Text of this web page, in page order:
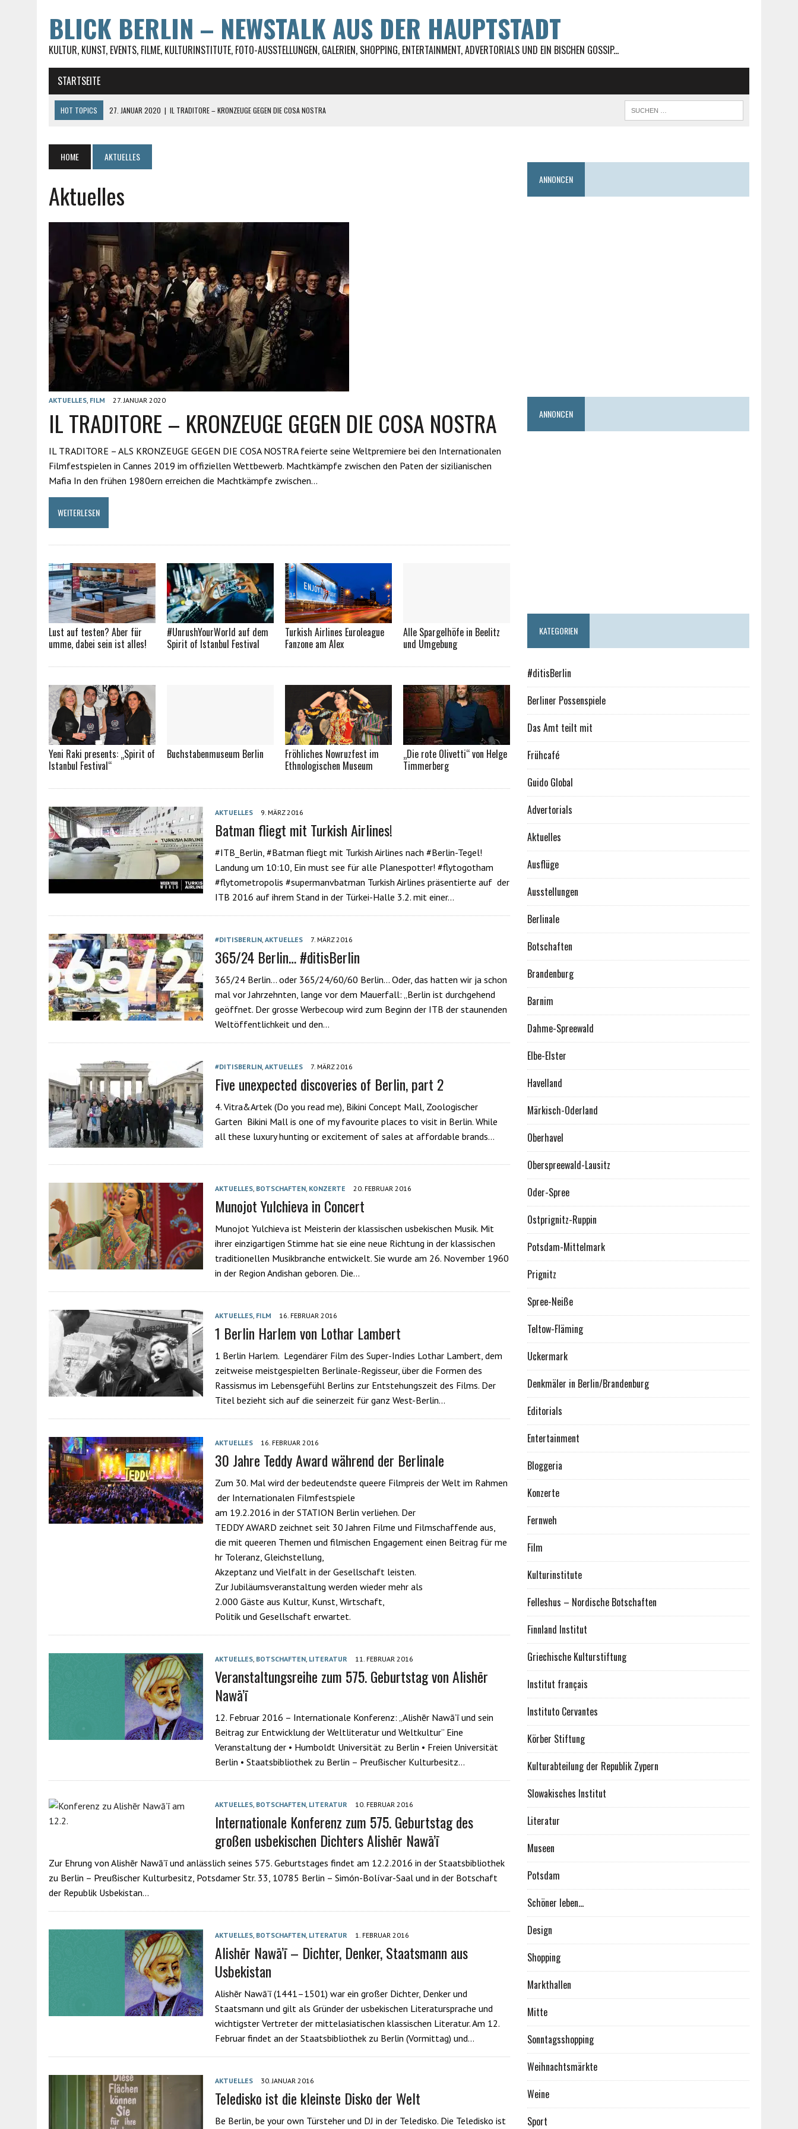
BLICK BERLIN – NEWSTALK AUS DER HAUPTSTADT
KULTUR, KUNST, EVENTS, FILME, KULTURINSTITUTE, FOTO-AUSSTELLUNGEN, GALERIEN, SHOPPING, ENTERTAINMENT, ADVERTORIALS UND EIN BISCHEN GOSSIP...
STARTSEITE
HOT TOPICS 27. JANUAR 2020 | IL TRADITORE – KRONZEUGE GEGEN DIE COSA NOSTRA
28. FEBRUAR 2017 | #UNRUSHYOURWORLD AUF DEM SPIRIT OF ISTANBUL FESTIVAL
30. MAI 2021 |
HOME AKTUELLES
Aktuelles
AKTUELLES, FILM 27. JANUAR 2020
IL TRADITORE – KRONZEUGE GEGEN DIE COSA NOSTRA
IL TRADITORE – ALS KRONZEUGE GEGEN DIE COSA NOSTRA feierte seine Weltpremiere bei den Internationalen
Filmfestspielen in Cannes 2019 im offiziellen Wettbewerb. Machtkämpfe zwischen den Paten der sizilianischen
Mafia In den frühen 1980ern erreichen die Machtkämpfe zwischen…
WEITERLESEN
Lust auf testen? Aber für
umme, dabei sein ist alles!
#UnrushYourWorld auf dem
Spirit of Istanbul Festival
Turkish Airlines Euroleague
Fanzone am Alex
Alle Spargelhöfe in Beelitz
und Umgebung
Yeni Raki presents: „Spirit of
Istanbul Festival“
Buchstabenmuseum Berlin
Fröhliches Nowruzfest im
Ethnologischen Museum
„Die rote Olivetti“ von Helge
Timmerberg
AKTUELLES 9. MÄRZ 2016
Batman fliegt mit Turkish Airlines!
#ITB_Berlin, #Batman fliegt mit Turkish Airlines nach #Berlin-Tegel!
Landung um 10:10, Ein must see für alle Planespotter! #‎flytogotham‬
‪#‎flytometropolis‬ ‪#‎supermanvbatman‬ Turkish Airlines präsentierte auf der
ITB 2016 auf ihrem Stand in der Türkei-Halle 3.2. mit einer…
#DITISBERLIN AKTUELLES 7. MÄRZ 2016
365/24 Berlin… #ditisBerlin
365/24 Berlin… oder 365/24/60/60 Berlin… Oder, das hatten wir ja schon
mal vor Jahrzehnten, lange vor dem Mauerfall: „Berlin ist durchgehend
geöffnet. Der grosse Werbecoup wird zum Beginn der ITB der staunenden
Weltöffentlichkeit und den…
#DITISBERLIN AKTUELLES 7. MÄRZ 2016
Five unexpected discoveries of Berlin, part 2
4. Vitra&Artek (Do you read me), Bikini Concept Mall, Zoologischer
Garten Bikini Mall is one of my favourite places to visit in Berlin. While
all these luxury hunting or excitement of sales at affordable brands…
AKTUELLES BOTSCHAFTEN KONZERTE 20. FEBRUAR 2016
Munojot Yulchieva in Concert
Munojot Yulchieva ist Meisterin der klassischen usbekischen Musik. Mit
ihrer einzigartigen Stimme hat sie eine neue Richtung in der klassischen
traditionellen Musikbranche entwickelt. Sie wurde am 26. November 1960
in der Region Andishan geboren. Die…
AKTUELLES FILM 16. FEBRUAR 2016
1 Berlin Harlem von Lothar Lambert
1 Berlin Harlem. Legendärer Film des Super-Indies Lothar Lambert, dem
zeitweise meistgespielten Berlinale-Regisseur, über die Formen des
Rassismus im Lebensgefühl Berlins zur Entstehungszeit des Films. Der
Titel bezieht sich auf die seinerzeit für ganz West-Berlin…
AKTUELLES 16. FEBRUAR 2016
30 Jahre Teddy Award während der Berlinale
Zum 30. Mal wird der bedeutendste queere Filmpreis der Welt im Rahmen
der Internationalen Filmfestspiele
am 19.2.2016 in der STATION Berlin verliehen. Der
TEDDY AWARD zeichnet seit 30 Jahren Filme und Filmschaffende aus,
die mit queeren Themen und filmischen Engagement einen Beitrag für me
hr Toleranz, Gleichstellung,
Akzeptanz und Vielfalt in der Gesellschaft leisten.
Zur Jubiläumsveranstaltung werden wieder mehr als
2.000 Gäste aus Kultur, Kunst, Wirtschaft,
Politik und Gesellschaft erwartet.
AKTUELLES BOTSCHAFTEN LITERATUR 11. FEBRUAR 2016
Veranstaltungsreihe zum 575. Geburtstag von Alishēr
Nawā’ī
12. Februar 2016 – Internationale Konferenz: „Alishēr Nawā’ī und sein
Beitrag zur Entwicklung der Weltliteratur und Weltkultur” Eine
Veranstaltung der • Humboldt Universität zu Berlin • Freien Universität
Berlin • Staatsbibliothek zu Berlin – Preußischer Kulturbesitz…
AKTUELLES BOTSCHAFTEN LITERATUR 10. FEBRUAR 2016
Internationale Konferenz zum 575. Geburtstag des
großen usbekischen Dichters Alishēr Nawā’ī
Zur Ehrung von Alishēr Nawā’ī und anlässlich seines 575. Geburtstages findet am 12.2.2016 in der Staatsbibliothek
zu Berlin – Preußischer Kulturbesitz, Potsdamer Str. 33, 10785 Berlin – Simón-Bolívar-Saal und in der Botschaft
der Republik Usbekistan…
AKTUELLES BOTSCHAFTEN LITERATUR 1. FEBRUAR 2016
Alishēr Nawā’ī – Dichter, Denker, Staatsmann aus
Usbekistan
Alishēr Nawā’ī (1441–1501) war ein großer Dichter, Denker und
Staatsmann und gilt als Gründer der usbekischen Literatursprache und
wichtigster Vertreter der mittelasiatischen klassischen Literatur. Am 12.
Februar findet an der Staatsbibliothek zu Berlin (Vormittag) und…
AKTUELLES 30. JANUAR 2016
Teledisko ist die kleinste Disko der Welt
Be Berlin, be your own Türsteher und DJ in der Teledisko. Die Teledisko ist
ANNONCEN
ANNONCEN
KATEGORIEN
#ditisBerlin
Berliner Possenspiele
Das Amt teilt mit
Frühcafé
Guido Global
Advertorials
Aktuelles
Ausflüge
Ausstellungen
Berlinale
Botschaften
Brandenburg
Barnim
Dahme-Spreewald
Elbe-Elster
Havelland
Märkisch-Oderland
Oberhavel
Oberspreewald-Lausitz
Oder-Spree
Ostprignitz-Ruppin
Potsdam-Mittelmark
Prignitz
Spree-Neiße
Teltow-Fläming
Uckermark
Denkmäler in Berlin/Brandenburg
Editorials
Entertainment
Bloggeria
Konzerte
Fernweh
Film
Kulturinstitute
Felleshus – Nordische Botschaften
Finnland Institut
Griechische Kulturstiftung
Institut français
Instituto Cervantes
Körber Stiftung
Kulturabteilung der Republik Zypern
Slowakisches Institut
Literatur
Museen
Potsdam
Schöner leben…
Design
Shopping
Markthallen
Mitte
Sonntagsshopping
Weihnachtsmärkte
Weine
Sport